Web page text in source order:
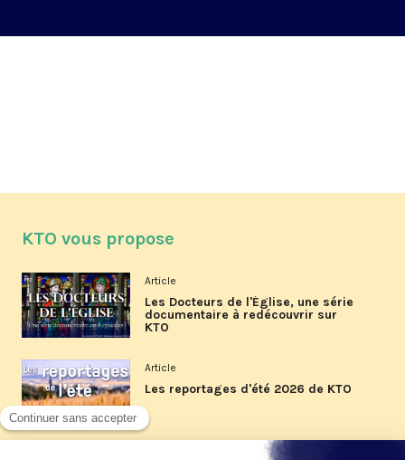
KTO vous propose
Article
Les Docteurs de l'Église, une série
documentaire à redécouvrir sur
KTO
Article
Les reportages d'été 2026 de KTO